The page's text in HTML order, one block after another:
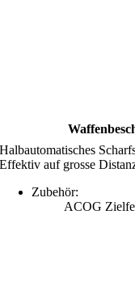
Halbautomatisches
Effektiv auf grosse
Zubehör:
ACOG